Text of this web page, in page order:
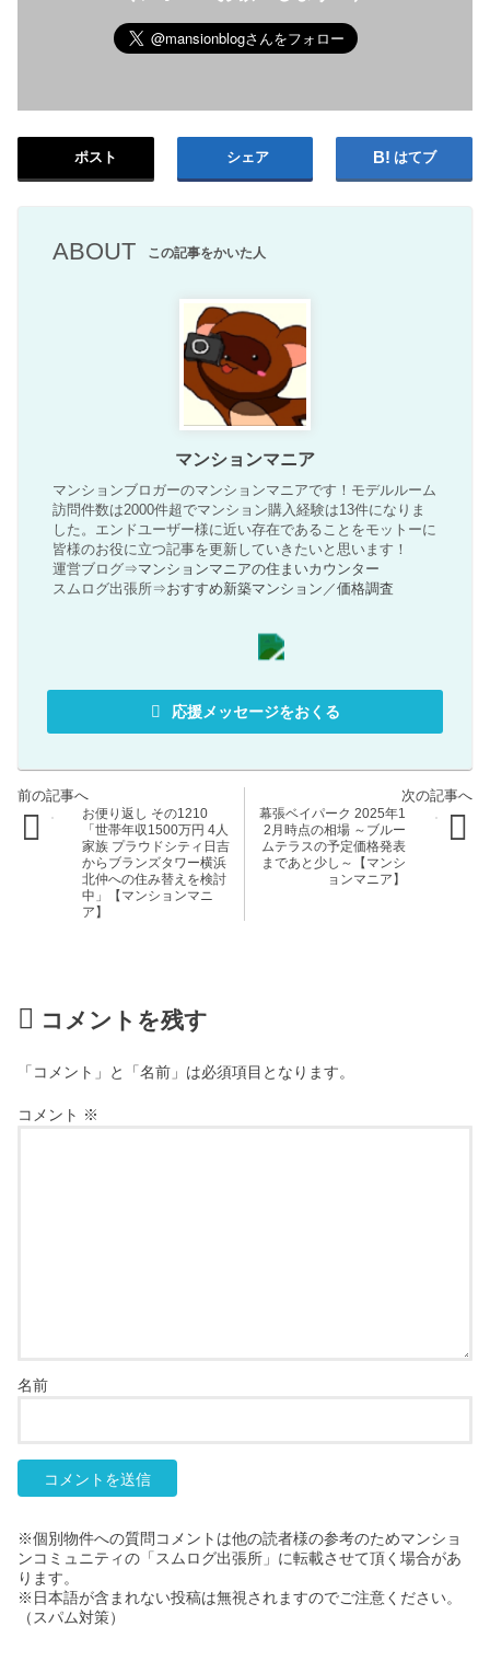
ポスト シェア はてブ
ABOUT この記事をかいた人
マンションマニア
マンションブロガーのマンションマニアです！モデルルーム
訪問件数は2000件超でマンション購入経験は13件になりま
した。エンドユーザー様に近い存在であることをモットーに
皆様のお役に立つ記事を更新していきたいと思います！
運営ブログ⇒マンションマニアの住まいカウンター
スムログ出張所⇒おすすめ新築マンション ／価格調査
応援メッセージをおくる
お便り返し その1210
「世帯年収1500万円 4人
家族 プラウドシティ日吉
からブランズタワー横浜
北仲への住み替えを検討
中」【マンションマニ
ア】
幕張ベイパーク 2025年1
2月時点の相場 ～ブルー
ムテラスの予定価格発表
まであと少し～【マンシ
ョンマニア】
コメントを残す
「コメント」と「名前」は必須項目となります。
コメント ※
名前
※個別物件への質問コメントは他の読者様の参考のためマンショ
ンコミュニティの「スムログ出張所」に転載させて頂く場合があ
ります。
※日本語が含まれない投稿は無視されますのでご注意ください。
（スパム対策）